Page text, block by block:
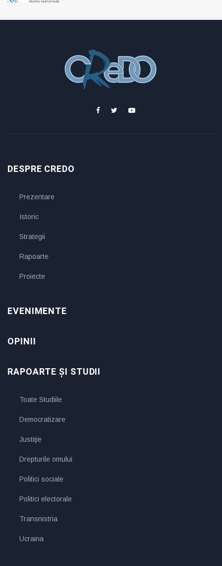
DESPRE CREDO
Prezentare
Istoric
Strategii
Rapoarte
Proiecte
EVENIMENTE
OPINII
RAPOARTE ȘI STUDII
Toate Studiile
Democratizare
Justiţie
Drepturile omului
Politici sociale
Politici electorale
Transnistria
Ucraina